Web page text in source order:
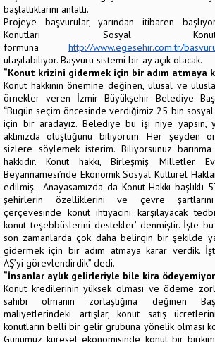
başlattıklarını anlattı.
Projeye başvurular, yarından itibaren
Konutları Sosyal
formuna http://www.egesehir.com.tr/
ulaşılabiliyor. Başvuru sistemi bir ay açık olacak.
“Konut krizini gidermek için bir adım atmaya
Konut hakkının önemine değinen, ulusal ve
örnekler veren İzmir Büyükşehir Belediye
“Bugün seçim öncesinde verdiğimiz 25 bin
için bir aradayız. Belediye bu işi niye yapsın,
aklınızda oluştuğunu biliyorum. Her şeyden
sizlere söylemek isterim. Biliyorsunuz
hakkıdır. Konut hakkı, Birleşmiş Milletler
Beyannamesi’nde Ekonomik Sosyal Kültürel
edilmiş. Anayasamızda da Konut Hakkı başlıklı
şehirlerin özelliklerini ve çevre
çerçevesinde konut ihtiyacını karşılayacak
konut teşebbüslerini destekler’ denmiştir. İşte
son zamanlarda çok daha belirgin bir şekilde
gidermek için bir adım atmaya karar verdik.
AŞ’yi görevlendirdik” dedi.
“İnsanlar aylık gelirleriyle bile kira
Konut kredilerinin yüksek olması ve ödeme
sahibi olmanın zorlaştığına değinen
maliyetlerindeki artışlar, konut satış
konutların belli bir gelir grubuna yönelik olması